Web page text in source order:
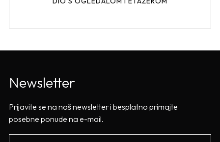
Newsletter
Prijavite se na naš newsletter i besplatno primajte
posebne ponude na e-mail.